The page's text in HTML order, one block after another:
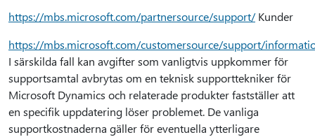
https://mbs.microsoft.com/partnersource/support/Kunder
https://mbs.microsoft.com/customersource/support/
I särskilda fall kan avgifter som vanligtvis uppkommer för
supportsamtal avbrytas om en teknisk supporttekniker för
Microsoft Dynamics och relaterade produkter fastställer att
en specifik uppdatering löser problemet. De vanliga
supportkostnaderna gäller för eventuella ytterligare